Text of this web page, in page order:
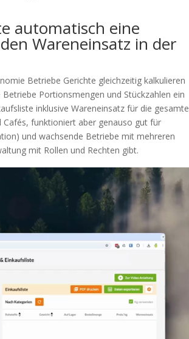
automatisch eine
Wareneinsatz in der
Betriebe Gerichte gleichzeitig kalkulieren
Portionsmengen und Stückzahlen ein
inklusive Wareneinsatz für die gesamte
funktioniert aber genauso gut für
und wachsende Betriebe mit mehreren
mit Rollen und Rechten gibt.